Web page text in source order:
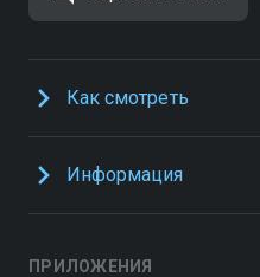
Как смотреть
Информация
ПРИЛОЖЕНИЯ